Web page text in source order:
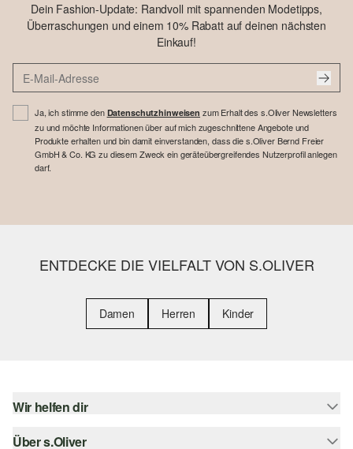
Dein Fashion-Update: Randvoll mit spannenden Modetipps,
Überraschungen und einem 10% Rabatt auf deinen nächsten
Einkauf!
Ja, ich stimme den Datenschutzhinweisen zum Erhalt des s.Oliver Newsletters
zu und möchte Informationen über auf mich zugeschnittene Angebote und
Produkte erhalten und bin damit einverstanden, dass die s.Oliver Bernd Freier
GmbH & Co. KG zu diesem Zweck ein geräteübergreifendes Nutzerprofil anlegen
darf.
ENTDECKE DIE VIELFALT VON S.OLIVER
Damen Herren Kinder
Wir helfen dir
Hilfe & FAQ
Über s.Oliver